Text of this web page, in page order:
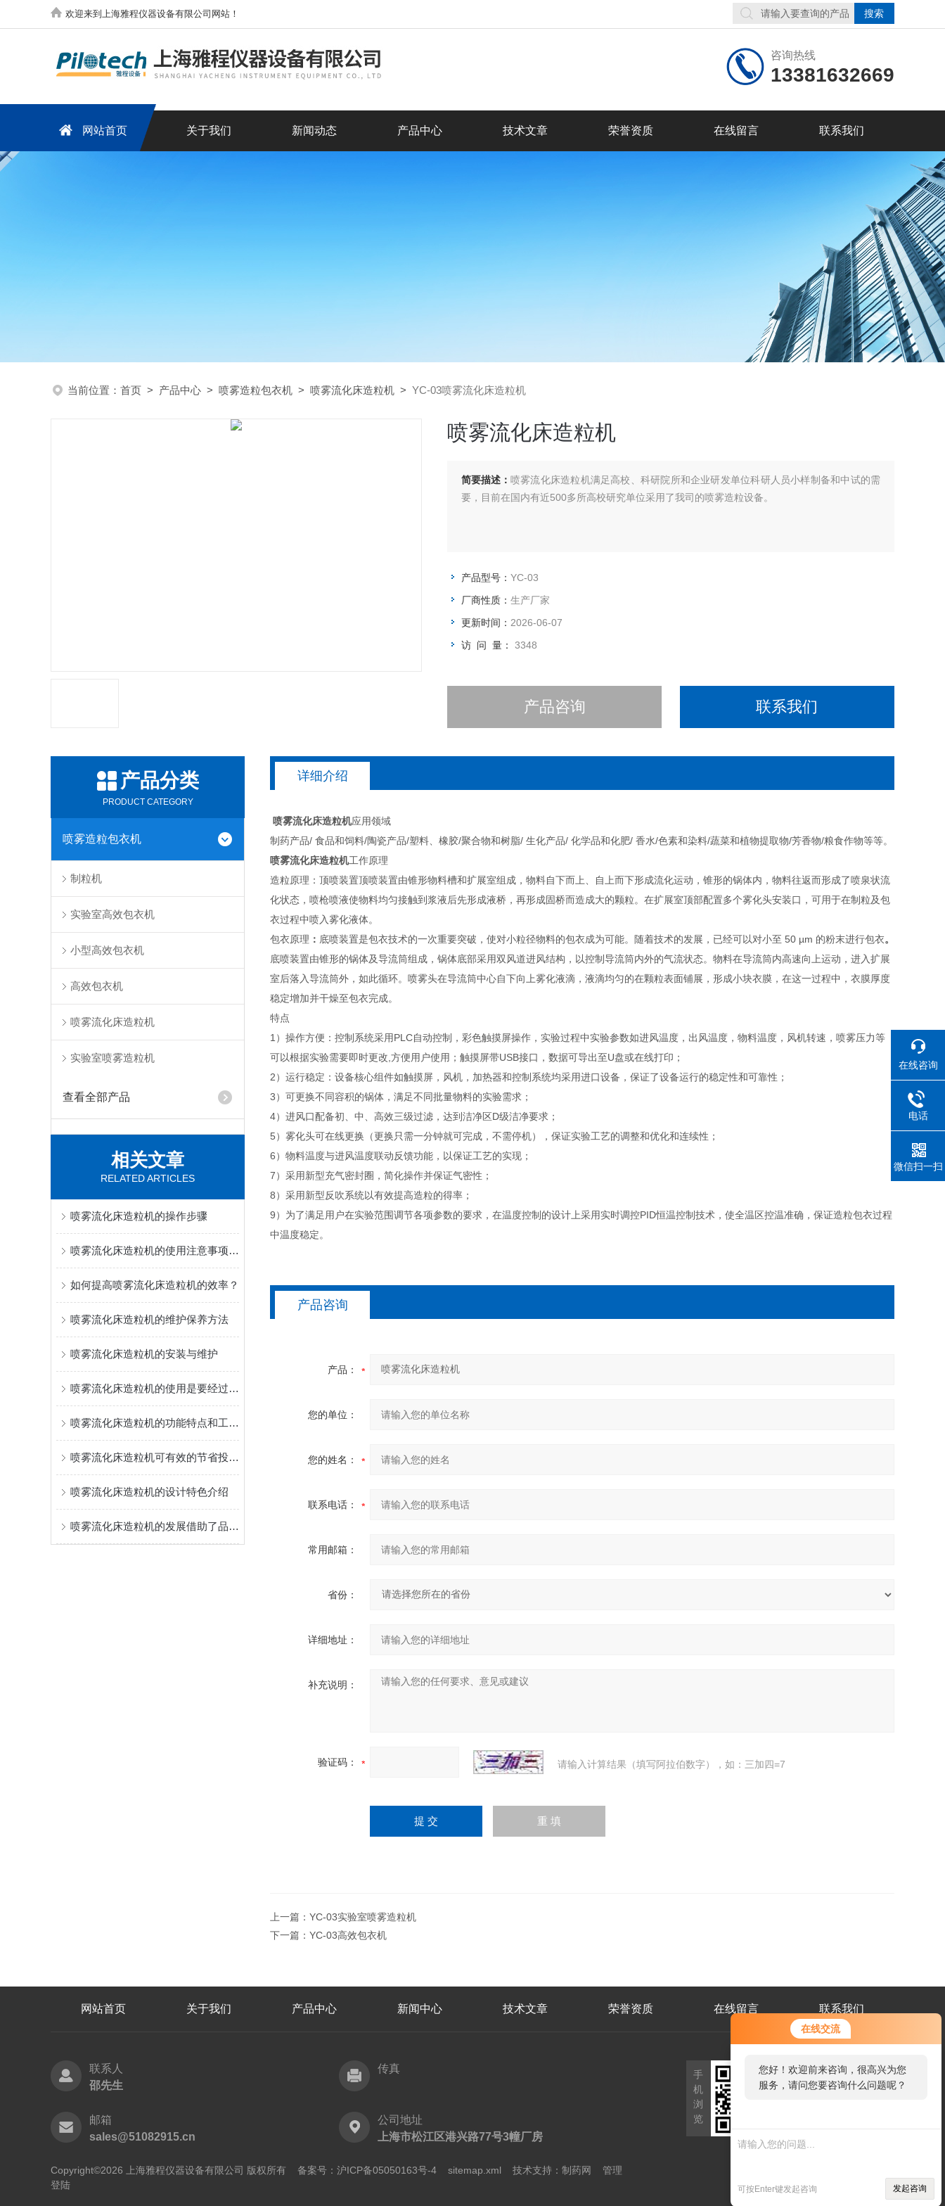
在线交流
您好！欢迎前来咨询，很高兴为您
服务，请问您要咨询什么问题呢？
可按Enter键发起咨询 发起咨询
欢迎来到上海雅程仪器设备有限公司网站！
咨询热线
13381632669
网站首页 关于我们 新闻动态 产品中心 技术文章 荣誉资质 在线留言 联系我们
当前位置： 首页 > 产品中心 > 喷雾造粒包衣机 > 喷雾流化床造粒机 > YC-03喷雾流化床造粒机
喷雾流化床造粒机
简要描述： 喷雾流化床造粒机满足高校、科研院所和企业研发单位科研人员小样制备和中试的需
要，目前在国内有近500多所高校研究单位采用了我司的喷雾造粒设备。
产品型号： YC-03
厂商性质： 生产厂家
更新时间： 2026-06-07
访 问 量： 3348
产品咨询 联系我们
产品分类
PRODUCT CATEGORY
喷雾造粒包衣机
制粒机
实验室高效包衣机
小型高效包衣机
高效包衣机
喷雾流化床造粒机
实验室喷雾造粒机
查看全部产品
相关文章
RELATED ARTICLES
喷雾流化床造粒机的操作步骤
喷雾流化床造粒机的使用注意事项有哪些？
如何提高喷雾流化床造粒机的效率？
喷雾流化床造粒机的维护保养方法
喷雾流化床造粒机的安装与维护
喷雾流化床造粒机的使用是要经过这几个过程的
喷雾流化床造粒机的功能特点和工作原理你了解多少？
喷雾流化床造粒机可有效的节省投资、提率
喷雾流化床造粒机的设计特色介绍
喷雾流化床造粒机的发展借助了品牌与技术
详细介绍
喷雾流化床造粒机应用领域
制药产品/ 食品和饲料/陶瓷产品/塑料、橡胶/聚合物和树脂/ 生化产品/ 化学品和化肥/ 香水/色素和染料/蔬菜和植物提取物/芳香物/粮食作物等等。
喷雾流化床造粒机工作原理
造粒原理：顶喷装置顶喷装置由锥形物料槽和扩展室组成，物料自下而上、自上而下形成流化运动，锥形的锅体内，物料往返而形成了喷泉状流
化状态，喷枪喷液使物料均匀接触到浆液后先形成液桥，再形成固桥而造成大的颗粒。在扩展室顶部配置多个雾化头安装口，可用于在制粒及包
衣过程中喷入雾化液体。
包衣原理 ： 底喷装置是包衣技术的一次重要突破，使对小粒径物料的包衣成为可能。随着技术的发展，已经可以对小至 50 µm 的粉末进行包衣。
底喷装置由锥形的锅体及导流筒组成，锅体底部采用双风道进风结构，以控制导流筒内外的气流状态。物料在导流筒内高速向上运动，进入扩展
室后落入导流筒外，如此循环。喷雾头在导流筒中心自下向上雾化液滴，液滴均匀的在颗粒表面铺展，形成小块衣膜，在这一过程中，衣膜厚度
稳定增加并干燥至包衣完成。
特点
1）操作方便：控制系统采用PLC自动控制，彩色触摸屏操作，实验过程中实验参数如进风温度，出风温度，物料温度，风机转速，喷雾压力等
可以根据实验需要即时更改,方便用户使用；触摸屏带USB接口，数据可导出至U盘或在线打印；
2）运行稳定：设备核心组件如触摸屏，风机，加热器和控制系统均采用进口设备，保证了设备运行的稳定性和可靠性；
3）可更换不同容积的锅体，满足不同批量物料的实验需求；
4）进风口配备初、中、高效三级过滤，达到洁净区D级洁净要求；
5）雾化头可在线更换（更换只需一分钟就可完成，不需停机），保证实验工艺的调整和优化和连续性；
6）物料温度与进风温度联动反馈功能，以保证工艺的实现；
7）采用新型充气密封圈，简化操作并保证气密性；
8）采用新型反吹系统以有效提高造粒的得率；
9）为了满足用户在实验范围调节各项参数的要求，在温度控制的设计上采用实时调控PID恒温控制技术，使全温区控温准确，保证造粒包衣过程
中温度稳定。
产品咨询
产品：
您的单位：
您的姓名：
联系电话：
常用邮箱：
省份：
详细地址：
补充说明：
验证码： 请输入计算结果（填写阿拉伯数字），如：三加四=7
上一篇： YC-03实验室喷雾造粒机
下一篇： YC-03高效包衣机
网站首页 关于我们 产品中心 新闻中心 技术文章 荣誉资质 在线留言 联系我们
联系人
邵先生
传真
邮箱
sales@51082915.cn
公司地址
上海市松江区港兴路77号3幢厂房
手
机
浏
览
微
信
Copyright©2026 上海雅程仪器设备有限公司 版权所有 备案号：沪ICP备05050163号-4 sitemap.xml 技术支持： 制药网
管理
登陆
在线咨询
电话
微信扫一扫